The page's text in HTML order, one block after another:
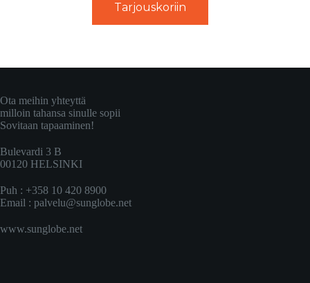
Tarjouskoriin
Ota meihin yhteyttä
milloin tahansa sinulle sopii
Sovitaan tapaaminen!
Bulevardi 3 B
00120 HELSINKI
Puh : +358 10 420 8900
Email : palvelu@sunglobe.net
www.sunglobe.net